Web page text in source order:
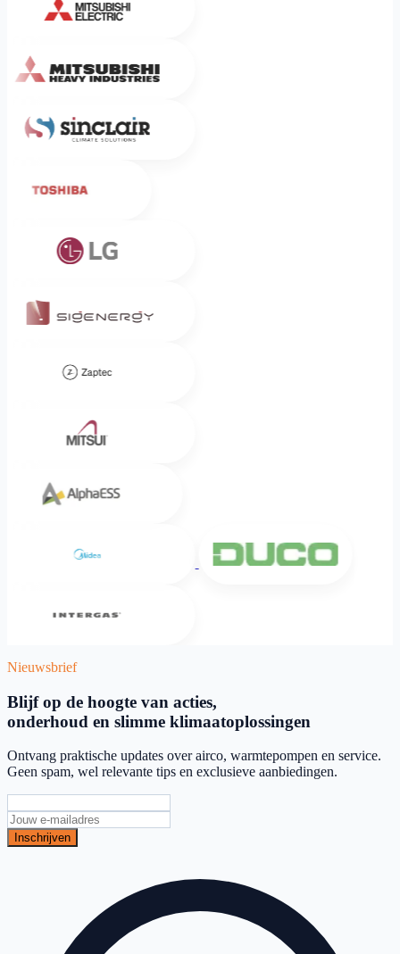
Nieuwsbrief
Blijf op de hoogte van acties,
onderhoud en slimme klimaatoplossingen
Ontvang praktische updates over airco, warmtepompen en service.
Geen spam, wel relevante tips en exclusieve aanbiedingen.
Inschrijven